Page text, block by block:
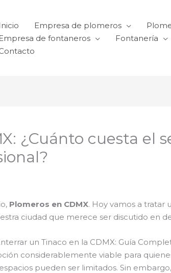
Inicio Empresa de plomeros
Empresa de fontaneros
Fontanería
¿Cuánto cuesta el
Plomeros en CDMX. Hoy vamos a tratar
ciudad que merece ser discutido en
un Tinaco en la CDMX: Guía
considerablemente viable para
pueden ser limitados. Sin